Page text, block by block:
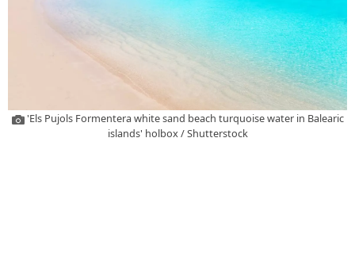
'Els Pujols Formentera white sand beach turquoise water in Balearic
islands' holbox / Shutterstock